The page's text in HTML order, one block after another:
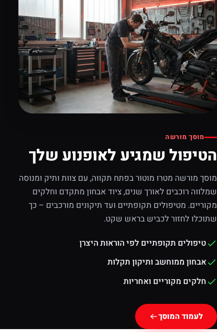
מוסך מורשה
הטיפול שמגיע לאופנוע שלך
מוסך מורשה מטרו מוטור בפתח תקווה, עם צוות ותיק ומנוסה
שמלווה רוכבים לאורך שנים, ציוד אבחון מתקדם וחלקים
מקוריים. מטיפולים תקופתיים ועד תיקונים מורכבים – כך
שתוכלו לחזור לכביש בראש שקט.
טיפולים תקופתיים לפי הוראות היצרן
אבחון ממוחשב ותיקון תקלות
חלקים מקוריים ואחריות
לעמוד המוסך